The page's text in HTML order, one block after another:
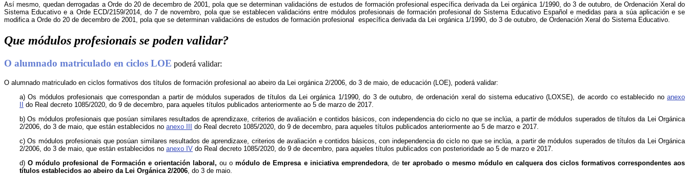
Así mesmo, quedan derrogadas a Orde do 20 de decembro de 2001, pola que se determinan validacións de estudos de formación profesional específica derivada da Lei orgánica 1/1990, do 3 de outubro, de Ordenación Xeral do
Sistema Educativo e a Orde ECD/2159/2014, do 7 de novembro, pola que se establecen validacións entre módulos profesionais de formación profesional do Sistema Educativo Español e medidas para a súa aplicación e se
modifica a Orde do 20 de decembro de 2001, pola que se determinan validacións de estudos de formación profesional específica derivada da Lei orgánica 1/1990, do 3 de outubro, de Ordenación Xeral do Sistema Educativo.
Que módulos profesionais se poden validar?
O alumnado matriculado en ciclos LOE poderá validar:
O alumnado matriculado en ciclos formativos dos títulos de formación profesional ao abeiro da Lei orgánica 2/2006, do 3 de maio, de educación (LOE), poderá validar:
a) Os módulos profesionais que correspondan a partir de módulos superados de títulos da Lei orgánica 1/1990, do 3 de outubro, de ordenación xeral do sistema educativo (LOXSE), de acordo co establecido no anexo
II do Real decreto 1085/2020, do 9 de decembro, para aqueles títulos publicados anteriormente ao 5 de marzo de 2017.
b) Os módulos profesionais que posúan similares resultados de aprendizaxe, criterios de avaliación e contidos básicos, con independencia do ciclo no que se inclúa, a partir de módulos superados de títulos da Lei Orgánica
2/2006, do 3 de maio, que están establecidos no anexo III do Real decreto 1085/2020, do 9 de decembro, para aqueles títulos publicados anteriormente ao 5 de marzo e 2017.
c) Os módulos profesionais que posúan similares resultados de aprendizaxe, criterios de avaliación e contidos básicos, con independencia do ciclo no que se inclúa, a partir de módulos superados de títulos da Lei Orgánica
2/2006, do 3 de maio, que están establecidos no anexo IV do Real decreto 1085/2020, do 9 de decembro, para aqueles títulos publicados con posterioridade ao 5 de marzo e 2017.
d)O módulo profesional de Formación e orientación laboral, ou omódulo de Empresa e iniciativa emprendedora, de ter aprobado o mesmo módulo en calquera dos ciclos formativos correspondentes aos
títulos establecidos ao abeiro da Lei Orgánica 2/2006 , do 3 de maio.